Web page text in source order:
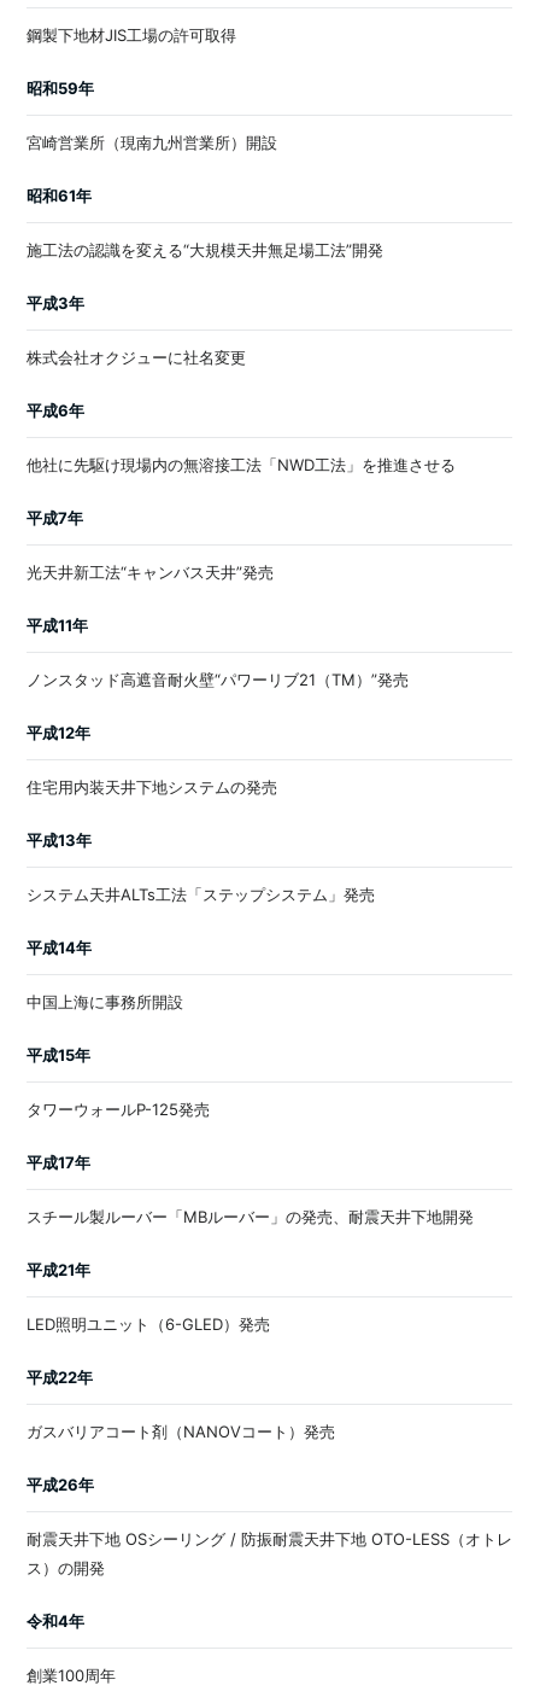
鋼製下地材JIS工場の許可取得
昭和59年
宮崎営業所（現南九州営業所）開設
昭和61年
施工法の認識を変える“大規模天井無足場工法”開発
平成3年
株式会社オクジューに社名変更
平成6年
他社に先駆け現場内の無溶接工法「NWD工法」を推進させる
平成7年
光天井新工法“キャンバス天井”発売
平成11年
ノンスタッド高遮音耐火壁“パワーリブ21（TM）”発売
平成12年
住宅用内装天井下地システムの発売
平成13年
システム天井ALTs工法「ステップシステム」発売
平成14年
中国上海に事務所開設
平成15年
タワーウォールP-125発売
平成17年
スチール製ルーバー「MBルーバー」の発売、耐震天井下地開発
平成21年
LED照明ユニット（6-GLED）発売
平成22年
ガスバリアコート剤（NANOVコート）発売
平成26年
耐震天井下地 OSシーリング / 防振耐震天井下地 OTO-LESS（オトレ
ス）の開発
令和4年
創業100周年